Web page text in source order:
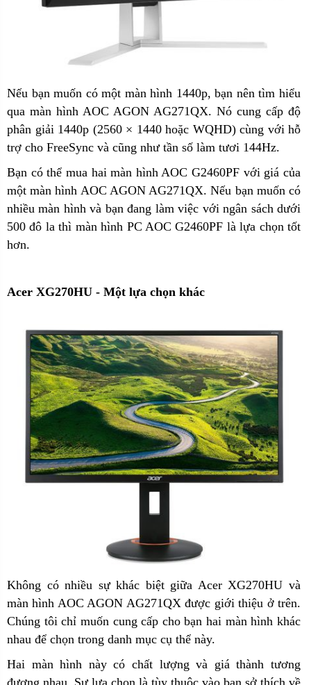
Nếu bạn muốn có một màn hình 1440p, bạn nên tìm hiểu
qua màn hình AOC AGON AG271QX. Nó cung cấp độ
phân giải 1440p (2560 × 1440 hoặc WQHD) cùng với hỗ
trợ cho FreeSync và cũng như tần số làm tươi 144Hz.
Bạn có thể mua hai màn hình AOC G2460PF với giá của
một màn hình AOC AGON AG271QX. Nếu bạn muốn có
nhiều màn hình và bạn đang làm việc với ngân sách dưới
500 đô la thì màn hình PC AOC G2460PF là lựa chọn tốt
hơn.
Acer XG270HU - Một lựa chọn khác
Không có nhiều sự khác biệt giữa Acer XG270HU và
màn hình AOC AGON AG271QX được giới thiệu ở trên.
Chúng tôi chỉ muốn cung cấp cho bạn hai màn hình khác
nhau để chọn trong danh mục cụ thể này.
Hai màn hình này có chất lượng và giá thành tương
đương nhau. Sự lựa chọn là tùy thuộc vào bạn sở thích về